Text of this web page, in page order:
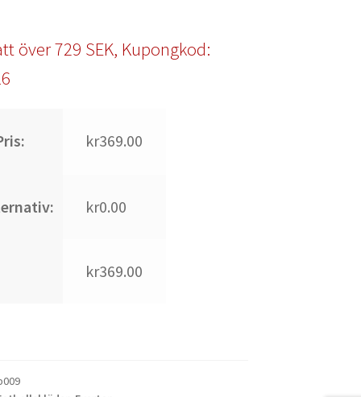
över 729 SEK, Kupongkod:
kr369.00
kr0.00
kr369.00